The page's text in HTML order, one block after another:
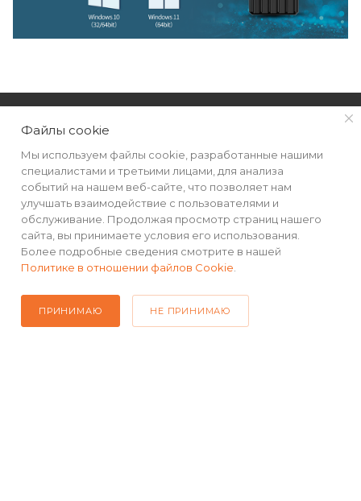
РЕКВИЗИТЫ
ПОДПИСАТЬСЯ НА РАССЫЛКУ
+7(499) 490-48-04
Файлы cookie
Мы используем файлы cookie, разработанные нашими
специалистами и третьими лицами, для анализа
событий на нашем веб-сайте, что позволяет нам
улучшать взаимодействие с пользователями и
обслуживание. Продолжая просмотр страниц нашего
сайта, вы принимаете условия его использования.
Более подробные сведения смотрите в нашей
Политике в отношении файлов Cookie
ПРИНИМАЮ НЕ ПРИНИМАЮ